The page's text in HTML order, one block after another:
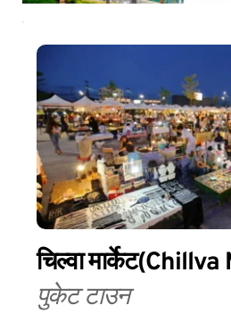
चिल्वा मार्केट(Chillva
पुकेट टाउन